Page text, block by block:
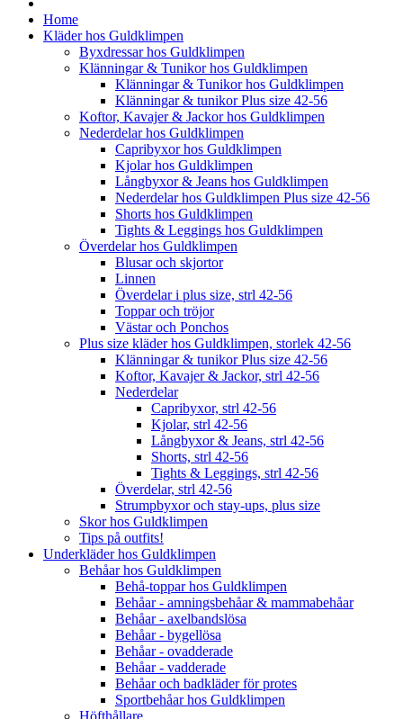
Home
Kläder hos Guldklimpen
Byxdressar hos Guldklimpen
Klänningar & Tunikor hos Guldklimpen
Klänningar & Tunikor hos Guldklimpen
Klänningar & tunikor Plus size 42-56
Koftor, Kavajer & Jackor hos Guldklimpen
Nederdelar hos Guldklimpen
Capribyxor hos Guldklimpen
Kjolar hos Guldklimpen
Långbyxor & Jeans hos Guldklimpen
Nederdelar hos Guldklimpen Plus size 42-56
Shorts hos Guldklimpen
Tights & Leggings hos Guldklimpen
Överdelar hos Guldklimpen
Blusar och skjortor
Linnen
Överdelar i plus size, strl 42-56
Toppar och tröjor
Västar och Ponchos
Plus size kläder hos Guldklimpen, storlek 42-56
Klänningar & tunikor Plus size 42-56
Koftor, Kavajer & Jackor, strl 42-56
Nederdelar
Capribyxor, strl 42-56
Kjolar, strl 42-56
Långbyxor & Jeans, strl 42-56
Shorts, strl 42-56
Tights & Leggings, strl 42-56
Överdelar, strl 42-56
Strumpbyxor och stay-ups, plus size
Skor hos Guldklimpen
Tips på outfits!
Underkläder hos Guldklimpen
Behåar hos Guldklimpen
Behå-toppar hos Guldklimpen
Behåar - amningsbehåar & mammabehåar
Behåar - axelbandslösa
Behåar - bygellösa
Behåar - ovadderade
Behåar - vadderade
Behåar och badkläder för protes
Sportbehåar hos Guldklimpen
Höfthållare